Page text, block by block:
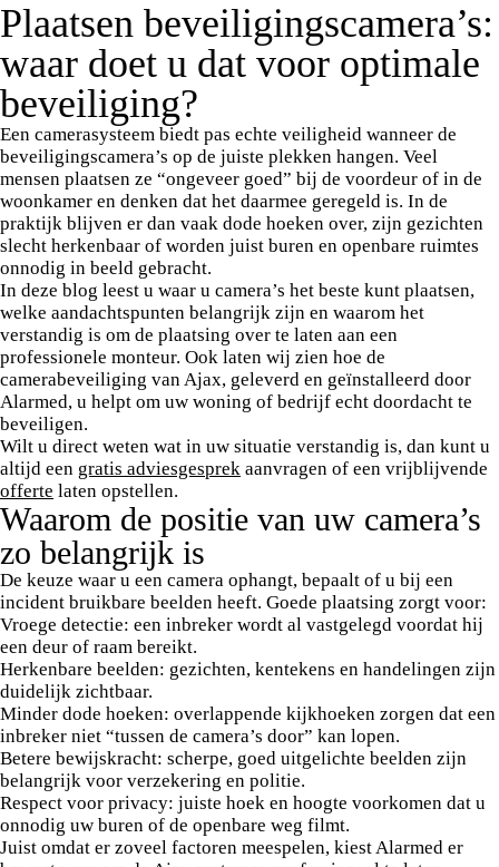
Plaatsen beveiligingscamera’s:
waar doet u dat voor optimale
beveiliging?
Een camerasysteem biedt pas echte veiligheid wanneer de
beveiligingscamera’s op de juiste plekken hangen. Veel
mensen plaatsen ze “ongeveer goed” bij de voordeur of in de
woonkamer en denken dat het daarmee geregeld is. In de
praktijk blijven er dan vaak dode hoeken over, zijn gezichten
slecht herkenbaar of worden juist buren en openbare ruimtes
onnodig in beeld gebracht.
In deze blog leest u waar u camera’s het beste kunt plaatsen,
welke aandachtspunten belangrijk zijn en waarom het
verstandig is om de plaatsing over te laten aan een
professionele monteur. Ook laten wij zien hoe de
camerabeveiliging van Ajax, geleverd en geïnstalleerd door
Alarmed, u helpt om uw woning of bedrijf echt doordacht te
beveiligen.
Wilt u direct weten wat in uw situatie verstandig is, dan kunt u
altijd een gratis adviesgesprek aanvragen of een vrijblijvende
offerte laten opstellen.
Waarom de positie van uw camera’s
zo belangrijk is
De keuze waar u een camera ophangt, bepaalt of u bij een
incident bruikbare beelden heeft. Goede plaatsing zorgt voor:
Vroege detectie: een inbreker wordt al vastgelegd voordat hij
een deur of raam bereikt.
Herkenbare beelden: gezichten, kentekens en handelingen zijn
duidelijk zichtbaar.
Minder dode hoeken: overlappende kijkhoeken zorgen dat een
inbreker niet “tussen de camera’s door” kan lopen.
Betere bewijskracht: scherpe, goed uitgelichte beelden zijn
belangrijk voor verzekering en politie.
Respect voor privacy: juiste hoek en hoogte voorkomen dat u
onnodig uw buren of de openbare weg filmt.
Juist omdat er zoveel factoren meespelen, kiest Alarmed er